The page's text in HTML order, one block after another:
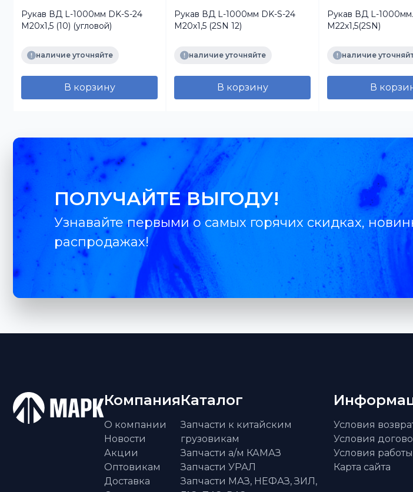
Рукав ВД L-1000мм DK-S-24
М20х1,5 (10) (угловой)
наличие уточняйте
В корзину
Рукав ВД L-1000мм DK-S-24
М20х1,5 (2SN 12)
наличие уточняйте
В корзину
Рукав ВД L-
М22х1,5(2SN)
наличие
В
ПОЛУЧАЙТЕ ВЫГОДУ!
Узнавайте первыми о самых горячих скидках,
распродажах!
Компания
О компании
Новости
Акции
Оптовикам
Доставка
Каталог
Запчасти к китайским
грузовикам
Запчасти а/м КАМАЗ
Запчасти УРАЛ
Запчасти МАЗ, НЕФАЗ, ЗИЛ,
Условия
Условия
Условия работы
Карта сайта